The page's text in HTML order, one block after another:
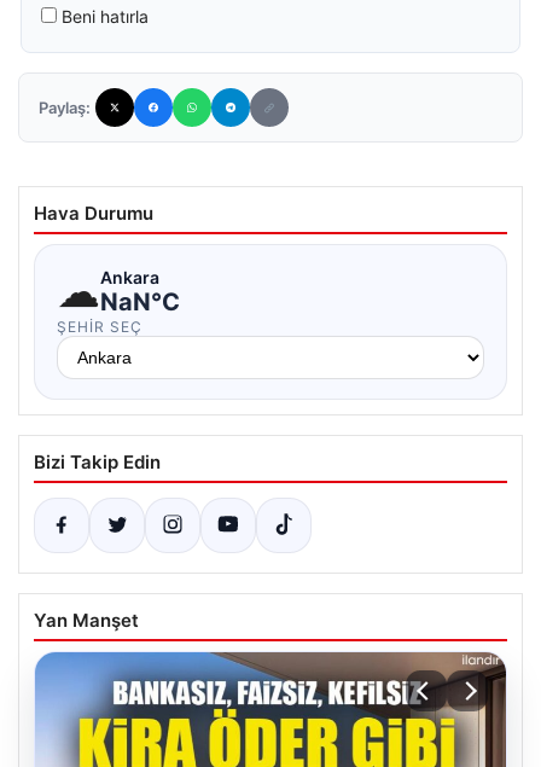
Beni hatırla
Paylaş:
Hava Durumu
☁Ankara
NaN°C
ŞEHIR SEÇ
Bizi Takip Edin
Yan Manşet